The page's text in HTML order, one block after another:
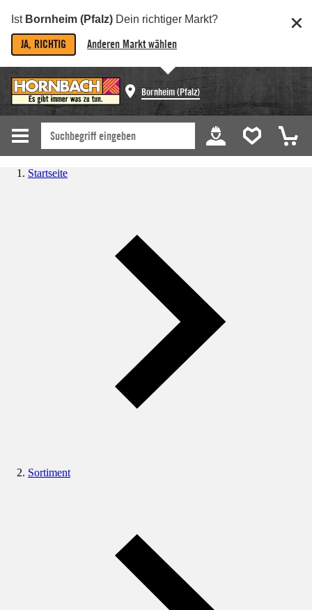
Ist Bornheim (Pfalz) Dein richtiger Markt?
JA, RICHTIG Anderen Markt wählen
Bornheim (Pfalz)
Startseite
Sortiment